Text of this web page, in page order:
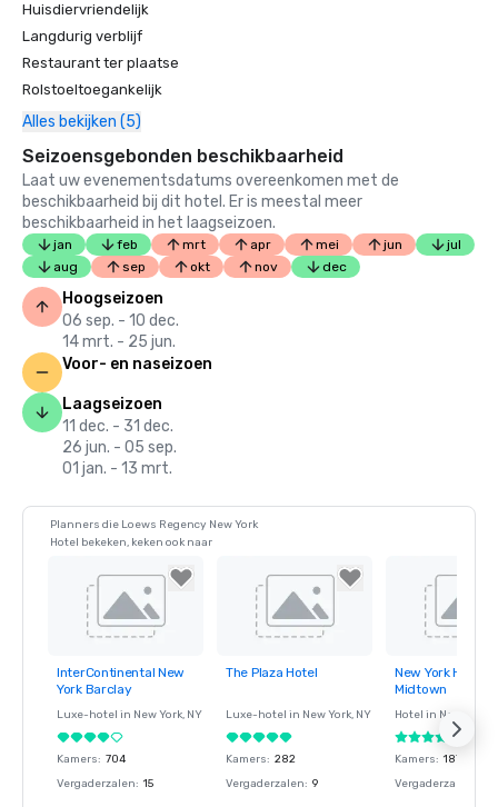
Huisdiervriendelijk
Langdurig verblijf
Restaurant ter plaatse
Rolstoeltoegankelijk
Alles bekijken (5)
Seizoensgebonden beschikbaarheid
Laat uw evenementsdatums overeenkomen met de
beschikbaarheid bij dit hotel. Er is meestal meer
beschikbaarheid in het laagseizoen.
jan feb mrt apr mei jun
jul
aug
sep okt nov dec
Hoogseizoen
06 sep. - 10 dec.
14 mrt. - 25 jun.
Voor- en naseizoen
Laagseizoen
11 dec. - 31 dec.
26 jun. - 05 sep.
01 jan. - 13 mrt.
Planners die Loews Regency New York
Hotel bekeken, keken ook naar
Removed from
favorites
InterContinental New
York Barclay
Luxe-hotel in New York, NY
Kamers: 704
Vergaderzalen: 15
Removed from
The Plaza Hotel
Luxe-hotel in New York, NY
Kamers: 282
Vergaderzalen: 9
Removed
favorites
New York Hilton
Midtown
Hotel in New York
Kamers: 1878
Vergaderzalen